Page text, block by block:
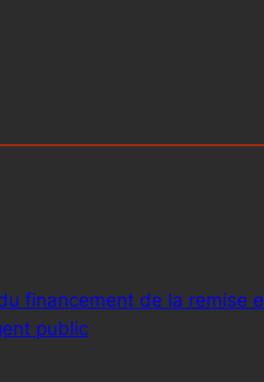
financement de la remise
public